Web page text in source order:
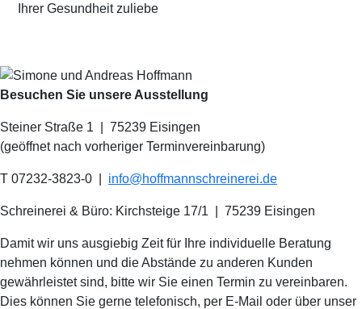
Ihrer Gesundheit zuliebe
Besuchen Sie unsere Ausstellung
Steiner Straße 1 | 75239 Eisingen
(geöffnet nach vorheriger Terminvereinbarung)
T 07232-3823-0 info@hoffmannschreinerei.de
Schreinerei & Büro: Kirchsteige 17/1 75239 Eisingen
Damit wir uns ausgiebig Zeit für Ihre individuelle Beratung
nehmen können und die Abstände zu anderen Kunden
gewährleistet sind, bitte wir Sie einen Termin zu vereinbaren.
Dies können Sie gerne telefonisch, per E-Mail oder über unser